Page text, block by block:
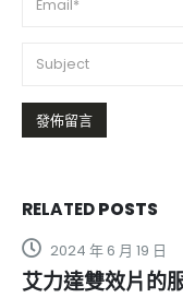
RELATEDPOSTS
2024 年 6 月 19 日
艾力達雙效片的